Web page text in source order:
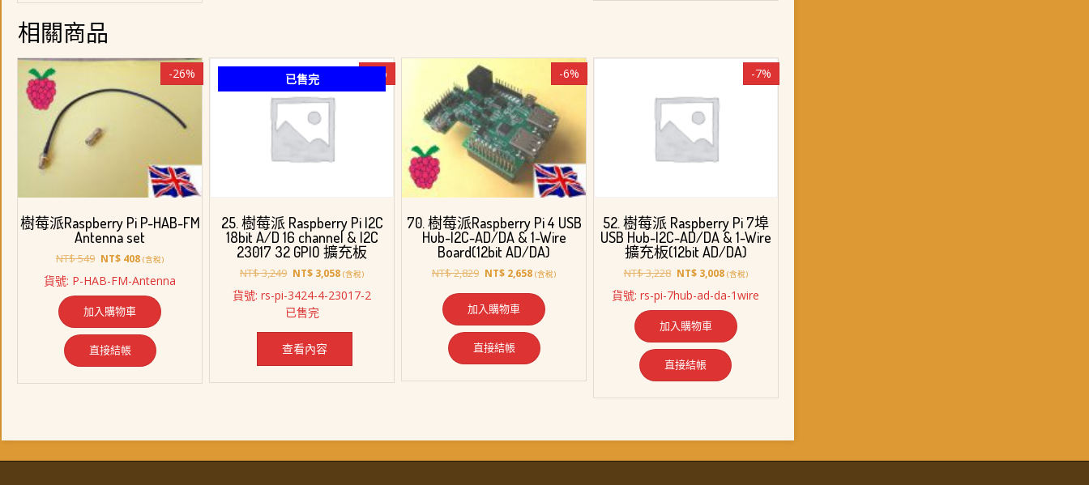
相關商品
-26%
樹莓派Raspberry Pi P-HAB-FM
Antenna set
NT$549 原
價
NT$ 549。
NT$ 408目
價
格：
NT$ 408。
(含稅)
貨號: P-HAB-FM-Antenna
加入購物車
直接結帳
已售完 -6%
25. 樹莓派 Raspberry Pi I2C
18bit A/D 16 channel & I2C
23017 32 GPIO 擴充板
NT$3,249 原
價
格：
NT$ 3,249。
NT$ 3,058目
價
NT$ 3,058。
(含稅)
貨號: rs-pi-3424-4-23017-2
已售完
查看內容
-6%
70. 樹莓派Raspberry Pi 4 USB
Hub-I2C-AD/DA & 1-Wire
Board(12bit AD/DA)
NT$2,829 原
格：
NT$ 2,829。
NT$ 2,658目
價
格：
NT$ 2,658。
(含稅)
加入購物車
直接結帳
-7%
52. 樹莓派 Raspberry Pi 7埠
USB Hub-I2C-AD/DA & 1-Wire
擴充板(12bit AD/DA)
NT$3,228 原
價
NT$ 3,228。
NT$3,008目
價
格：
NT$ 3,008。
(含稅)
貨號: rs-pi-7hub-ad-da-1wire
加入購物車
直接結帳